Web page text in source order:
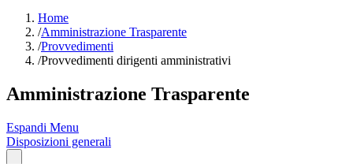
Home
/Amministrazione Trasparente
/Provvedimenti
/Provvedimenti dirigenti amministrativi
Amministrazione Trasparente
Espandi Menu
Disposizioni generali